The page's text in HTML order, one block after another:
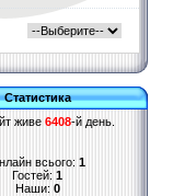
Статистика
живе 6408-й день.
всього: 1
Гостей: 1
Наши: 0